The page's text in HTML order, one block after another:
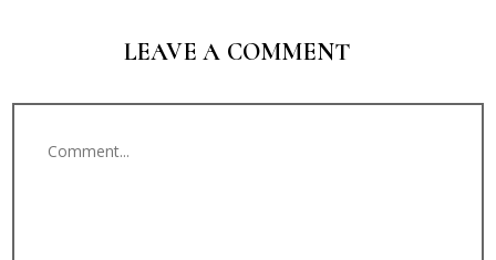
LEAVE A COMMENT